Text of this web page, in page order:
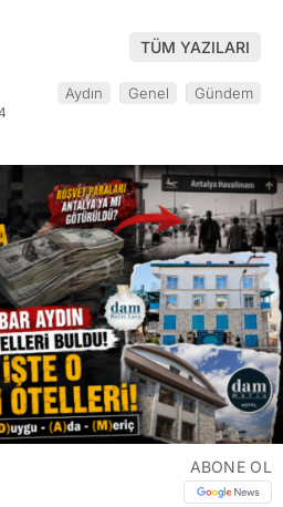
TÜM YAZILARI
Aydın Genel Gündem
ABONE OL